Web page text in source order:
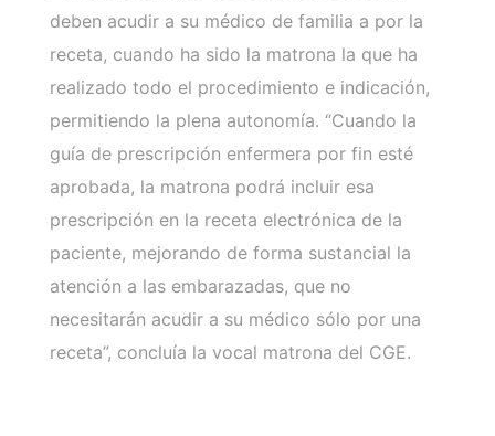
deben acudir a su médico de familia a por la
receta, cuando ha sido la matrona la que ha
realizado todo el procedimiento e indicación,
permitiendo la plena autonomía. “Cuando la
guía de prescripción enfermera por fin esté
aprobada, la matrona podrá incluir esa
prescripción en la receta electrónica de la
paciente, mejorando de forma sustancial la
atención a las embarazadas, que no
necesitarán acudir a su médico sólo por una
receta”, concluía la vocal matrona del CGE.